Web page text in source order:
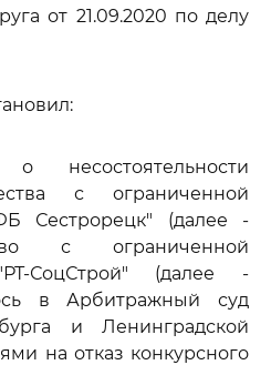
от 21.09.2020 по делу
с ограниченной
Сестрорецк" (далее -
с ограниченной
СоцСтрой" (далее -
в Арбитражный суд
и Ленинградской
на отказ конкурсного